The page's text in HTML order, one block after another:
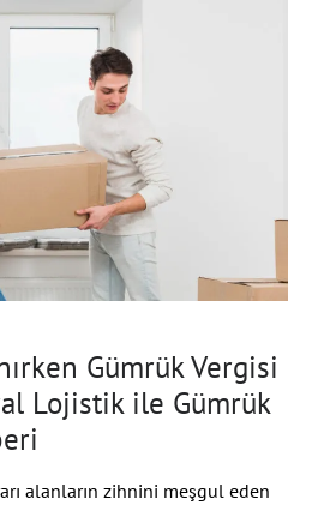
Gümrük Vergisi
Lojistik ile Gümrük
alanların zihnini meşgul eden